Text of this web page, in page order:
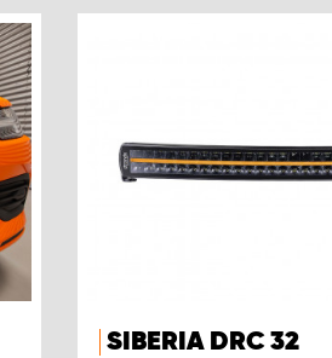
SIBERIA DRC 32